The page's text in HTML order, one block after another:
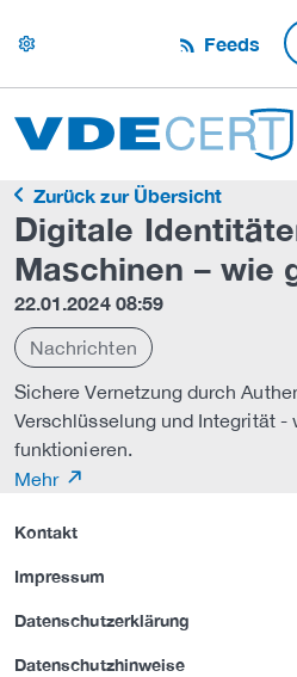
settings Feeds
Zurück zur Übersicht
Digitale
Maschinen – wie
22.01.2024 08:59
Nachrichten
Sichere Vernetzung durch
Verschlüsselung und Integrität -
funktionieren.
Mehr
Kontakt
Impressum
Datenschutzerklärung
Datenschutzhinweise